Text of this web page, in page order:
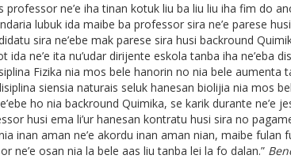
professor ne’e iha tinan kotuk liu ba liu liu iha fim do
lubuk ida maibe ba professor sira ne’e parese
sira ne’ebe mak parese sira husi backround
ida ne’e ita nu’udar dirijente eskola tanba iha ne’eba
Fizika nia mos bele hanorin no nia bele aumenta
siensia naturais seluk hanesan biolijia nia mos
ho nia backround Quimika, se karik durante ne’e
husi ema li’ur hanesan kontratu husi sira no
inan aman ne’e akordu inan aman nian, maibe fulan
ne’e osan nia la bele aas liu tanba lei la fo dalan.”